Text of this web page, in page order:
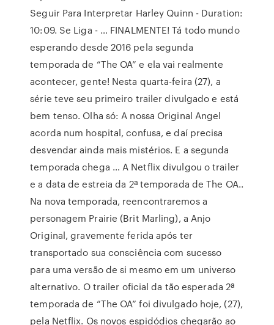
Seguir Para Interpretar Harley Quinn - Duration:
10:09. Se Liga - … FINALMENTE! Tá todo mundo
esperando desde 2016 pela segunda
temporada de “The OA” e ela vai realmente
acontecer, gente! Nesta quarta-feira (27), a
série teve seu primeiro trailer divulgado e está
bem tenso. Olha só: A nossa Original Angel
acorda num hospital, confusa, e daí precisa
desvendar ainda mais mistérios. E a segunda
temporada chega … A Netflix divulgou o trailer
e a data de estreia da 2ª temporada de The OA..
Na nova temporada, reencontraremos a
personagem Prairie (Brit Marling), a Anjo
Original, gravemente ferida após ter
transportado sua consciência com sucesso
para uma versão de si mesmo em um universo
alternativo. O trailer oficial da tão esperada 2ª
temporada de “The OA” foi divulgado hoje, (27),
pela Netflix. Os novos espidódios chegarão ao